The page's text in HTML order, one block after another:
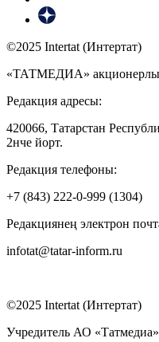
©2025 Intertat (Интертат)
«ТАТМЕДИА»
Редакция адресы:
420066, Татарстан
2нче йорт.
Редакция телефоны:
+7 (843) 222-0-999 (1304)
Редакциянең электрон
infotat@tatar-inform.ru
©2025 Intertat (Интертат)
Учредитель АО «Татмедиа»